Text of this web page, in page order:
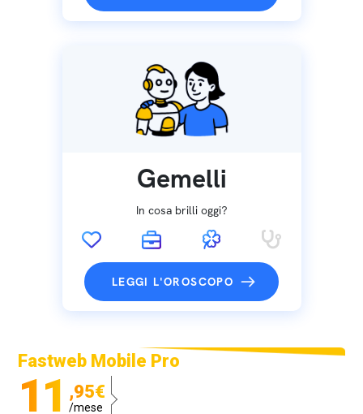
Gemelli
In cosa brilli oggi?
LEGGI L'OROSCOPO
Fastweb Mobile Pro
11 ,95€
/mese